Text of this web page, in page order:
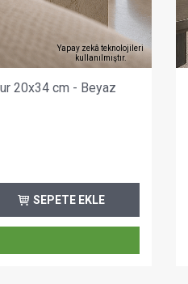
Yapay zekâ teknolojileri
kullanılmıştır.
20x34 cm - Beyaz
SEPETE EKLE